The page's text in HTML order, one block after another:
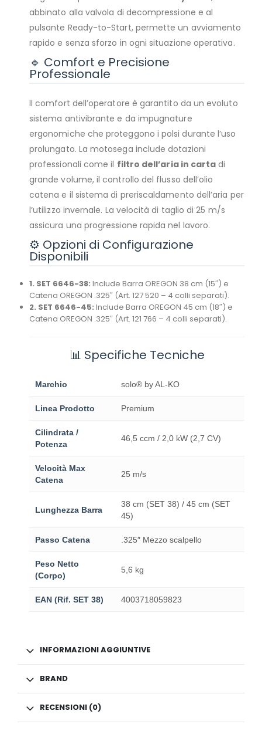
abbinato alla valvola di decompressione e al
pulsante Ready-to-Start, permette un avviamento
rapido e senza sforzo in ogni situazione operativa.
🔹 Comfort e Precisione
Professionale
Il comfort dell’operatore è garantito da un evoluto
sistema antivibrante e da impugnature
ergonomiche che proteggono i polsi durante l’uso
prolungato. La motosega include dotazioni
professionali come il filtro dell’aria in carta di
grande volume, il controllo del flusso dell’olio
catena e il sistema di preriscaldamento dell’aria per
l’utilizzo invernale. La velocità di taglio di 25 m/s
assicura una progressione rapida nel lavoro.
⚙️ Opzioni di Configurazione
Disponibili
1. SET 6646-38: Include Barra OREGON 38 cm (15″) e
Catena OREGON .325″ (Art. 127 520 – 4 colli separati).
2. SET 6646-45: Include Barra OREGON 45 cm (18″) e
Catena OREGON .325″ (Art. 121 766 – 4 colli separati).
📊 Specifiche Tecniche
Marchio solo® by AL-KO
Linea Prodotto Premium
Cilindrata /
Potenza
46,5 ccm / 2,0 kW (2,7 CV)
Velocità Max
Catena
25 m/s
Lunghezza Barra
38 cm (SET 38) / 45 cm (SET
45)
Passo Catena .325″ Mezzo scalpello
Peso Netto
(Corpo)
5,6 kg
EAN (Rif. SET 38) 4003718059823
INFORMAZIONI AGGIUNTIVE
BRAND
RECENSIONI (0)